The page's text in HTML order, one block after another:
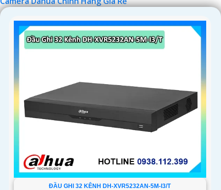
ĐẦU GHI 32 KÊNH DH-XVR5232AN-5M-I3/T